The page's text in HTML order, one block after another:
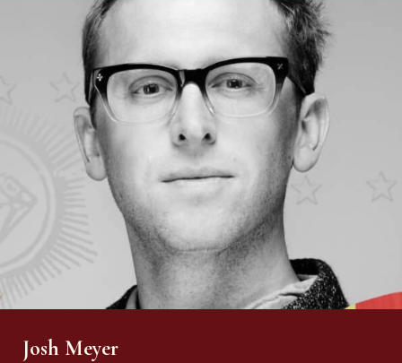
Josh Meyer